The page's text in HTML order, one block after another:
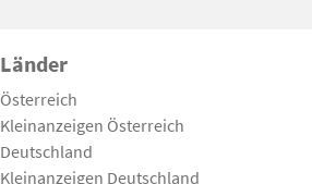
Länder
Österreich
Kleinanzeigen Österreich
Deutschland
Kleinanzeigen Deutschland